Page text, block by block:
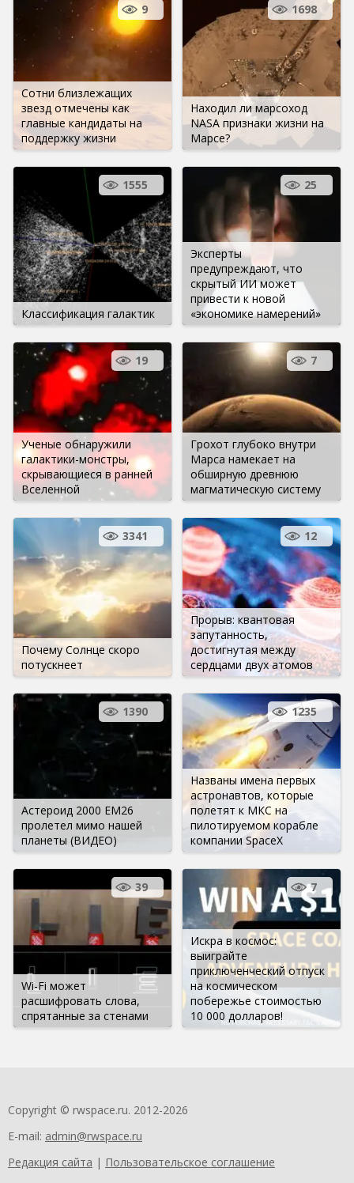
Сотни близлежащих
звезд отмечены как
главные кандидаты на
поддержку жизни
9
Находил ли марсоход
NASA признаки жизни на
Марсе?
1698
Классификация галактик
1555
Эксперты
предупреждают, что
скрытый ИИ может
привести к новой
«экономике намерений»
25
Ученые обнаружили
галактики-монстры,
скрывающиеся в ранней
Вселенной
19
Грохот глубоко внутри
Марса намекает на
обширную древнюю
магматическую систему
7
Почему Солнце скоро
потускнеет
3341
Прорыв: квантовая
запутанность,
достигнутая между
сердцами двух атомов
12
Астероид 2000 EM26
пролетел мимо нашей
планеты (ВИДЕО)
1390
Названы имена первых
астронавтов, которые
полетят к МКС на
пилотируемом корабле
компании SpaceX
1235
Wi-Fi может
расшифровать слова,
спрятанные за стенами
39
Искра в космос:
выиграйте
приключенческий отпуск
на космическом
побережье стоимостью
10 000 долларов!
7
Copyright © rwspace.ru. 2012-2026
E-mail: admin@rwspace.ru
Редакция сайта | Пользовательское соглашение